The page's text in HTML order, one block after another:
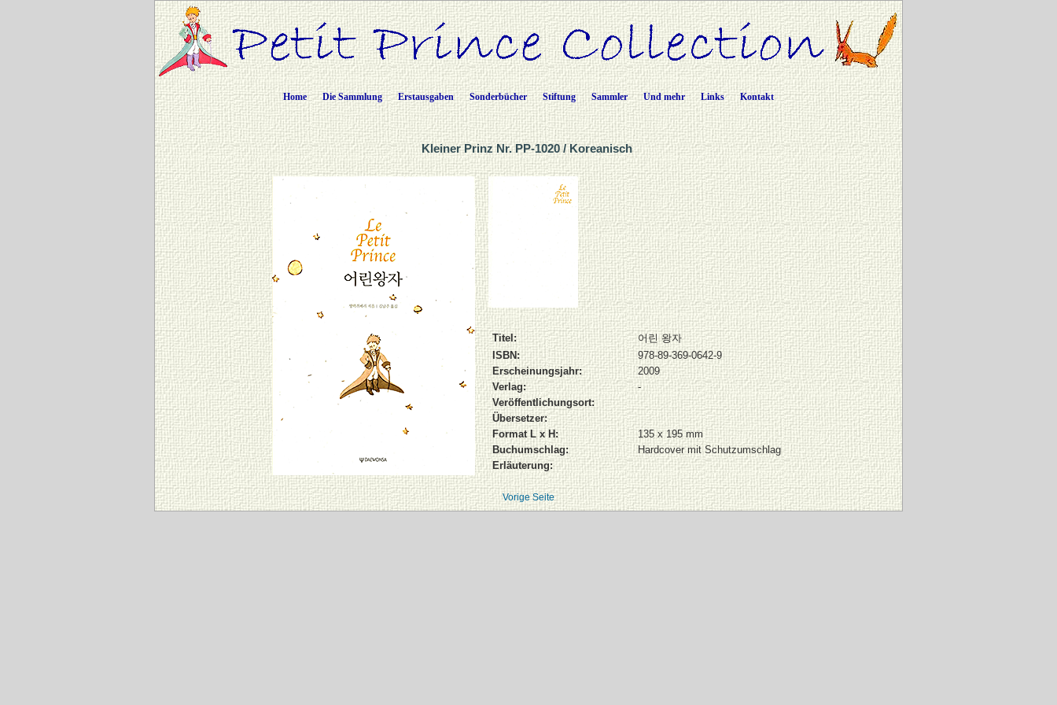
Home Die Sammlung Erstausgaben Sonderbücher Stiftung Sammler Und mehr Links Kontakt
Kleiner Prinz Nr. PP-1020 / Koreanisch
Titel:
어린 왕자
ISBN:
978-89-369-0642-9
Erscheinungsjahr:
2009
Verlag:
-
Veröffentlichungsort:
Übersetzer:
Format L x H:
135 x 195 mm
Buchumschlag:
Hardcover mit Schutzumschlag
Erläuterung:
Vorige Seite